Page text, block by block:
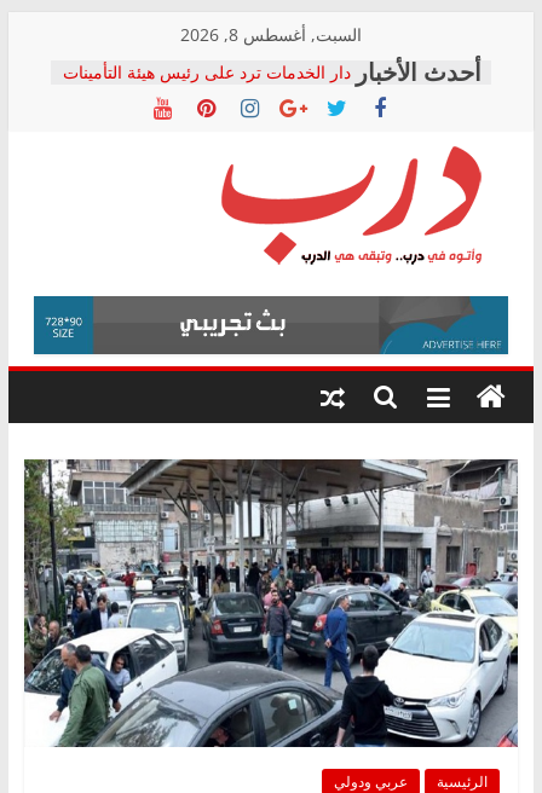
content
السبت, أغسطس 8, 2026
دار الخدمات ترد على رئيس هيئة التأمينات
بعد مؤتمره الصحفي: إنكار الأزمة لا ينهي
معاناة أصحاب المعاشات.. ونطالب بكشف
فرحات سليمان يكتب: القطاع الصحي إلى
أين؟
حزب التحالف الشعبي يطلق لجنة “الحق
في الصحة” بالإسكندرية لرصد الانتهاكات
ودعم المرضى
الوزاري لمدينة الصحفيين.. وانتهاء أعمال
إنشاء المبنى الإداري
المجلس القومي لحقوق الإنسان يعلن
متابعة قضية الدكتور محمد زهران.. ويؤكد:
قرينة البراءة وضمانات المحاكمة العادلة
درب
وأتوه
درب..
وتبقى
هي
الرئيسية عربي ودولي